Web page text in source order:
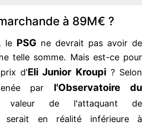
à 89M€ ?
le PSG ne devrait pas avoir de
telle somme. Mais est-ce pour
d'Eli Junior Kroupi ? Selon
par l'Observatoire du
de l'attaquant de
serait en réalité inférieure à